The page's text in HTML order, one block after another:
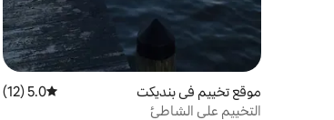
موقع تخييم في بنديكت متوسط التقييم 5.0 من 5،
5.0 (12)
التخييم على الشاطئ